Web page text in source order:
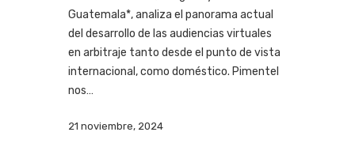
Guatemala*, analiza el panorama actual
del desarrollo de las audiencias virtuales
en arbitraje tanto desde el punto de vista
internacional, como doméstico. Pimentel
nos…
21 noviembre, 2024